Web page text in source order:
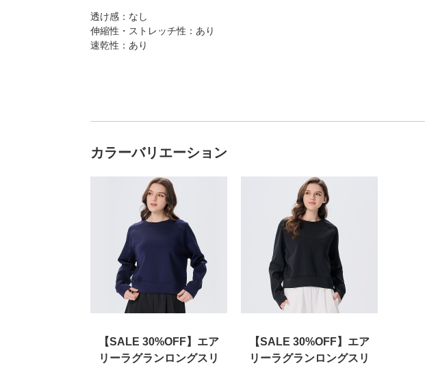
透け感：なし
伸縮性・ストレッチ性：あり
速乾性：あり
カラーバリエーション
【SALE 30%OFF】エア
リーラグランロングスリ
【SALE 30%OFF】エア
リーラグランロングスリ